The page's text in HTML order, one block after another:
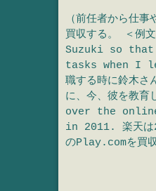
（前任者から仕
買収する。 ＜
Suzuki so that
tasks when I
職する時に鈴木さ
に、今、彼を教
over the
in 2011. 楽天は
のPlay.comを買